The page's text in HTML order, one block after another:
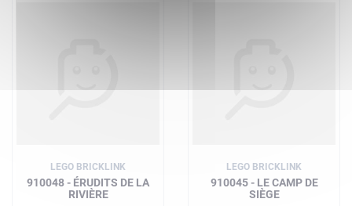
LEGO BRICKLINK
910048 - ÉRUDITS DE LA
RIVIÈRE
LEGO BRICKLINK
910045 - LE CAMP DE
SIÈGE